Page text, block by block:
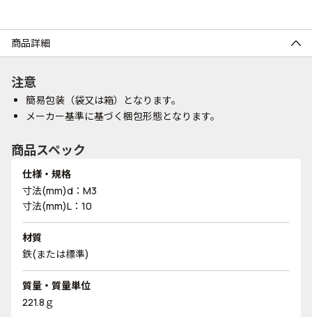
商品詳細
注意
簡易包装（袋又は箱）となります。
メーカー基準に基づく梱包形態となります。
商品スペック
仕様・規格
寸法(mm)d：M3
寸法(mm)L：10
材質
鉄(または標準)
質量・質量単位
221.8ｇ